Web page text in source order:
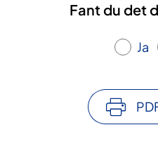
Fant du det
Ja